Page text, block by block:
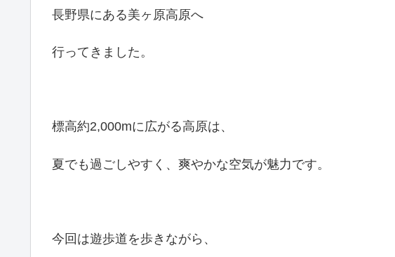
長野県にある美ヶ原高原へ
行ってきました。
標高約2,000mに広がる高原は、
夏でも過ごしやすく、爽やかな空気が魅力です。
今回は遊歩道を歩きながら、